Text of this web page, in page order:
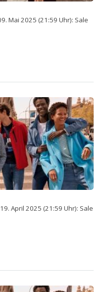
Mai 2025 (21:59 Uhr): Sale
April 2025 (21:59 Uhr): Sale